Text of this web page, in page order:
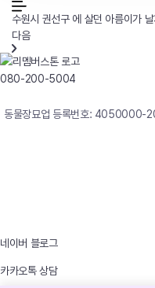
수원시 권선구 에 살던 아름이가
다음
080-200-5004
동물장묘업 등록번호: 4050000-
네이버 블로그
카카오톡 상담